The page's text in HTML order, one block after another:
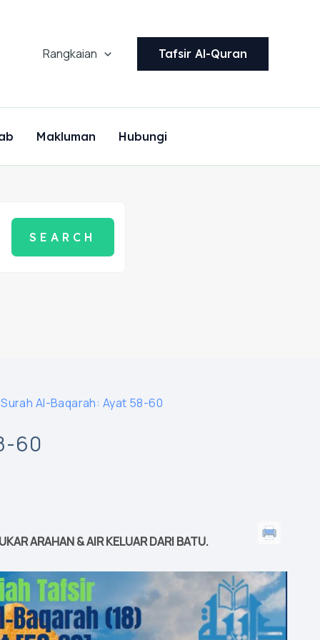
Rangkaian Tafsir Al-Quran
Makluman Hubungi
Al-Baqarah: Ayat 58-60
60
ARAHAN & AIR KELUAR DARI BATU.